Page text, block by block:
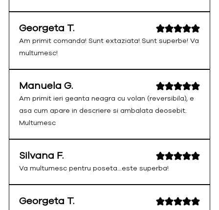
Georgeta T.
Am primit comanda! Sunt extaziata! Sunt superbe! Va
multumesc!
Manuela G.
Am primit ieri geanta neagra cu volan (reversibila), e
asa cum apare in descriere si ambalata deosebit.
Multumesc
Silvana F.
Va multumesc pentru poseta...este superba!
Georgeta T.